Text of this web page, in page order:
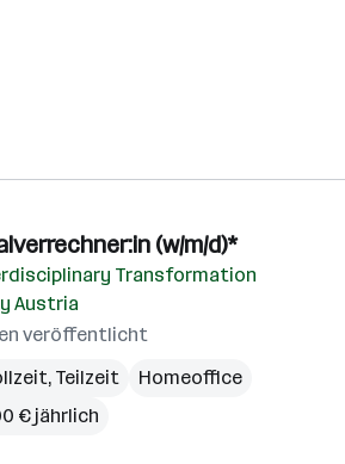
(w/m/d)*
Transformation
Austria
veröffentlicht
Teilzeit
Homeoffice
€ jährlich